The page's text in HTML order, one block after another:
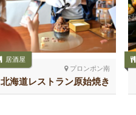
プロンポン南
居酒屋
北海道レストラン原始焼き
スクンビット26